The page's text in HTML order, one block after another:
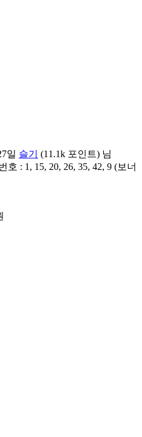
일 슬기 (11.1k 포인트) 님
호 : 1, 15, 20, 26, 35, 42, 9 (보너